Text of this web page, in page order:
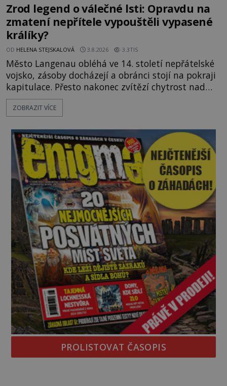
Zrod legend o válečné lsti: Opravdu na
zmatení nepřítele vypouštěli vypasené
králíky?
OD HELENA STEJSKALOVÁ 3.8.2026 3.3TIS
Město Langenau obléhá ve 14. století nepřátelské
vojsko, zásoby docházejí a obránci stojí na pokraji
kapitulace. Přesto nakonec zvítězí chytrost nad
hrubou silou. Podle staré německé legendy vypustí
obyvatelé za hradby dobře živeného králíka, aby
dost. Čas pracuje pro obléhatele. Ve městě ubývají
zásoby a každý den znamená další porci strádá
ZOBRAZIT VÍCE
PROLISTOVAT ČASOPIS